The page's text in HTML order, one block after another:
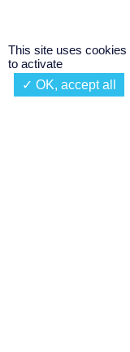
Émission à
Actualités
This site uses
to activate
OK, accept all